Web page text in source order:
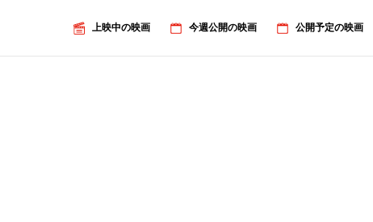
上映中の映画 今週公開の映画 公開予定の映画